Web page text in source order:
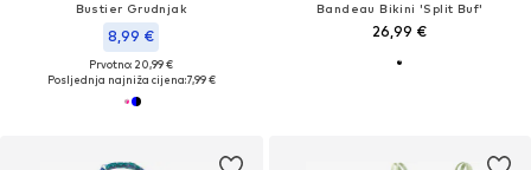
Bustier Grudnjak
8,99 €
Prvotno: 20,99 €
Posljednja najniža cijena:7,99 €
Bandeau Bikini 'Split Buf'
26,99 €